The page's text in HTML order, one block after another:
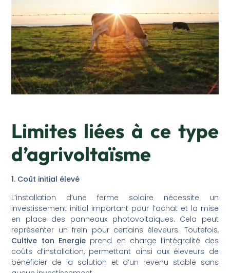
Limites liées à ce type
d’agrivoltaïsme
1. Coût initial élevé
L’installation d’une ferme solaire nécessite un
investissement initial important pour l’achat et la mise
en place des panneaux photovoltaïques. Cela peut
représenter un frein pour certains éleveurs. Toutefois,
Cultive ton Energie prend en charge l’intégralité des
coûts d’installation, permettant ainsi aux éleveurs de
bénéficier de la solution et d’un revenu stable sans